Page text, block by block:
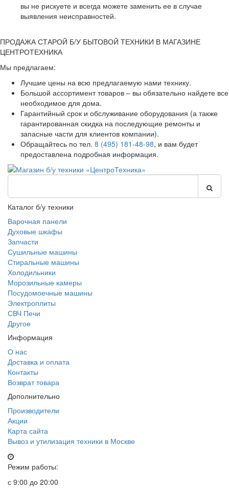
вы не рискуете и всегда можете заменить ее в случае
выявления неисправностей.
ПРОДАЖА СТАРОЙ Б/У БЫТОВОЙ ТЕХНИКИ В МАГАЗИНЕ
ЦЕНТРОТЕХНИКА
Мы предлагаем:
Лучшие цены на всю предлагаемую нами технику.
Большой ассортимент товаров – вы обязательно найдете все
необходимое для дома.
Гарантийный срок и обслуживание оборудования (а также
гарантированная скидка на последующие ремонты и
запасные части для клиентов компании).
Обращайтесь по тел. 8 (495) 181-48-98, и вам будет
предоставлена подробная информация.
Каталог б/у техники
Варочная панели
Духовые шкафы
Запчасти
Сушильные машины
Стиральные машины
Холодильники
Морозильные камеры
Посудомоечные машины
Электроплиты
СВЧ Печи
Другое
Информация
О нас
Доставка и оплата
Контакты
Возврат товара
Дополнительно
Производители
Акции
Карта сайта
Вывоз и утилизация техники в Москве
Режим работы:
с 9:00 до 20:00